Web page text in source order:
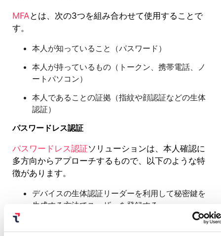
MFA とは、次の3つを組み合わせて使用することで
す。
本人が知っていること（パスワード）
本人が持っているもの（トークン、携帯電話、ノ
ートパソコン）
本人であることの証拠（指紋や顔認証などの生体
認証）
パスワードレス認証
パスワードレス認証ソリューションは、本人確認に
多方向からアプローチするもので、以下のような特
徴があります。
デバイスの生体認証リーダーを利用して秘密鍵を
生成する方法でユーザーを登録する
生体認証リーダーによる秘密鍵のロック解除によ